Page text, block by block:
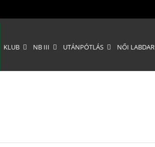
KLUB NB III UTÁNPÓTLÁS NŐI